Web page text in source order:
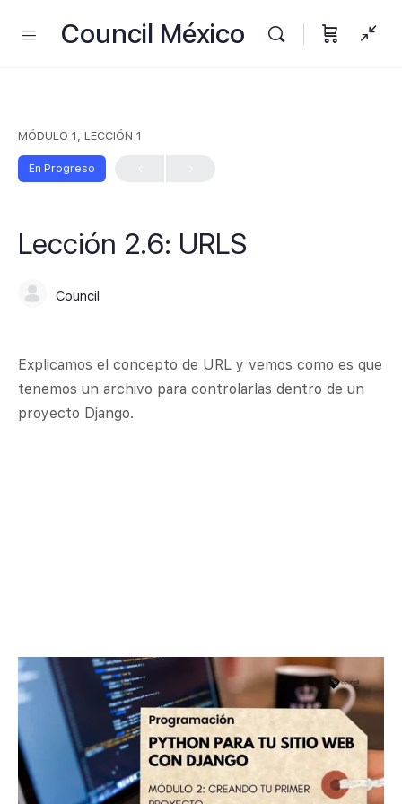
Council México
MÓDULO 1, LECCIÓN 1
En Progreso
Lección 2.6: URLS
Council
Explicamos el concepto de URL y vemos como es que
tenemos un archivo para controlarlas dentro de un
proyecto Django.